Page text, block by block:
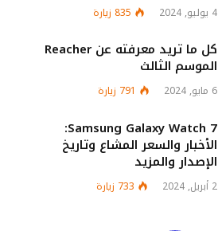
4 يوليو, 2024 835 زيارة
كل ما تريد معرفته عن Reacher
الموسم الثالث
6 مايو, 2024 791 زيارة
Samsung Galaxy Watch 7:
الأخبار والسعر المشاع وتاريخ
الإصدار والمزيد
2 أبريل, 2024 733 زيارة